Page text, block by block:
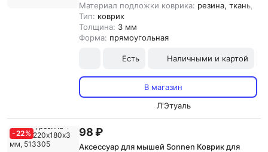
Материал подложки коврика: резина, ткань,
Тип: коврик
Толщина: 3 мм
Форма: прямоугольная
Есть Наличными и картой
В магазин
Л'Этуаль
-22% 98 ₽
Аксессуар для мышей Sonnen Коврик для